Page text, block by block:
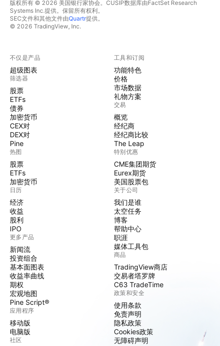
版权所有 © 2026 美国银行家协会。CUSIP数据库由FactSet Research
Systems Inc.提供。保留所有权利。
SEC文件和其他文件由Quartr提供。
© 2026 TradingView, Inc.
不仅是产品
超级图表
筛选器
股票
ETFs
债券
加密货币
CEX对
DEX对
Pine
热图
股票
ETFs
加密货币
日历
经济
收益
股利
IPO
更多产品
新闻流
投资组合
基本面图表
收益率曲线
期权
宏观地图
Pine Script®
应用程序
移动版
电脑版
社区
工具和订阅
功能特色
价格
市场数据
礼物方案
交易
概览
经纪商
经纪商比较
The Leap
特别优惠
CME集团期货
Eurex期货
美国股票包
关于公司
我们是谁
太空任务
博客
帮助中心
职涯
媒体工具包
商品
TradingView商店
交易者塔罗牌
C63 TradeTime
政策和安全
使用条款
免责声明
隐私政策
Cookies政策
无障碍声明